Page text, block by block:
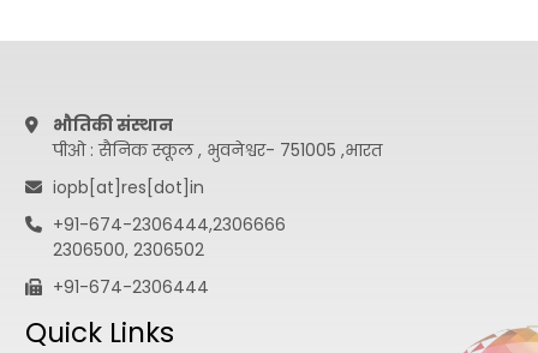
भौतिकी संस्थान
पीओ : सैनिक स्कूल , भुवनेश्वर- 751005 ,भारत
iopb[at]res[dot]in
+91-674-2306444,2306666
2306500, 2306502
+91-674-2306444
Quick Links